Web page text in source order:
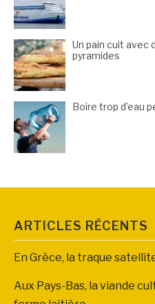
Un pain cuit avec
pyramides
Boire trop d’eau
ARTICLES RÉCENTS
En Grèce, la traque
Aux Pays-Bas, la viande